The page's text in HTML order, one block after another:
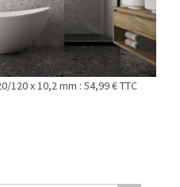
120 x 10,2 mm : 54,99 € TTC